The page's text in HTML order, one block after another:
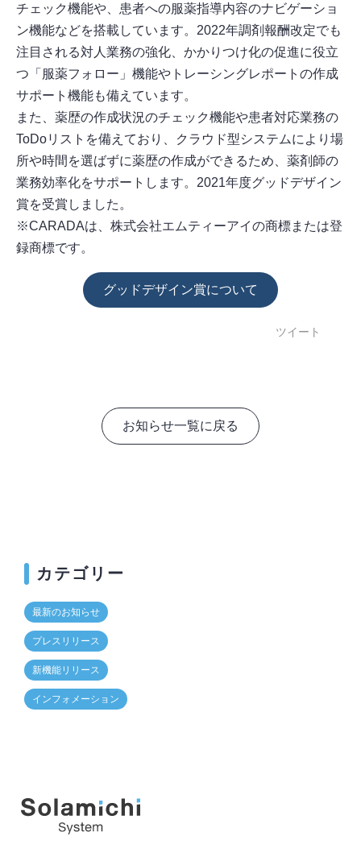
チェック機能や、患者への服薬指導内容のナビゲーショ
ン機能などを搭載しています。2022年調剤報酬改定でも
注目される対人業務の強化、かかりつけ化の促進に役立
つ「服薬フォロー」機能やトレーシングレポートの作成
サポート機能も備えています。
また、薬歴の作成状況のチェック機能や患者対応業務の
ToDoリストを備えており、クラウド型システムにより場
所や時間を選ばずに薬歴の作成ができるため、薬剤師の
業務効率化をサポートします。2021年度グッドデザイン
賞を受賞しました。
※CARADAは、株式会社エムティーアイの商標または登
録商標です。
グッドデザイン賞について
ツイート
お知らせ一覧に戻る
カテゴリー
最新のお知らせ
プレスリリース
新機能リリース
インフォメーション